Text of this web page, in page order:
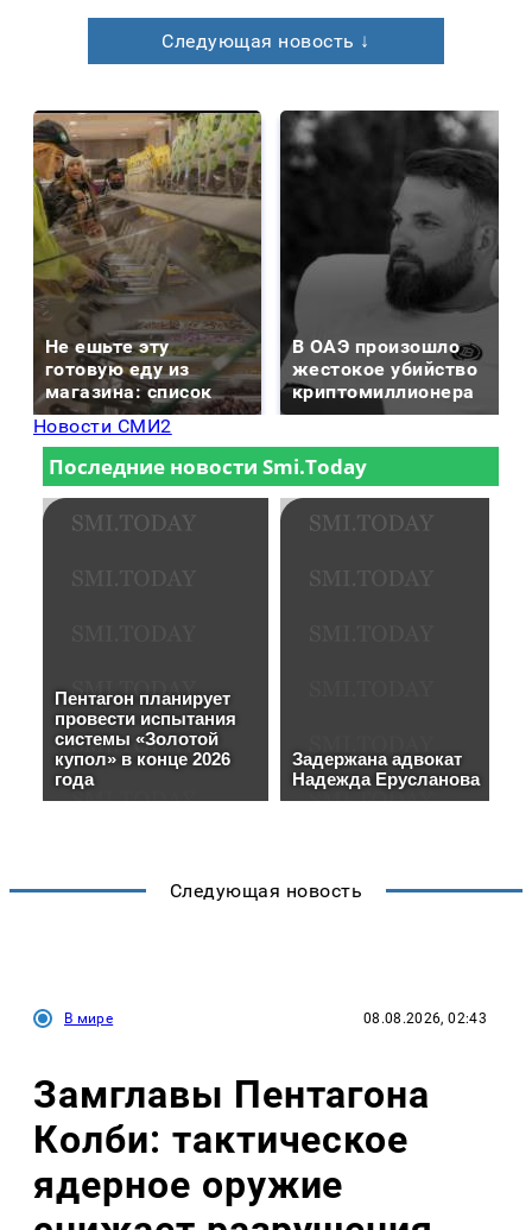
Следующая новость ↓
Не ешьте эту
готовую еду из
магазина: список
В ОАЭ произошло
жестокое убийство
криптомиллионера
Новости СМИ2
Следующая новость
В мире 08.08.2026, 02:43
Замглавы Пентагона
Колби: тактическое
ядерное оружие